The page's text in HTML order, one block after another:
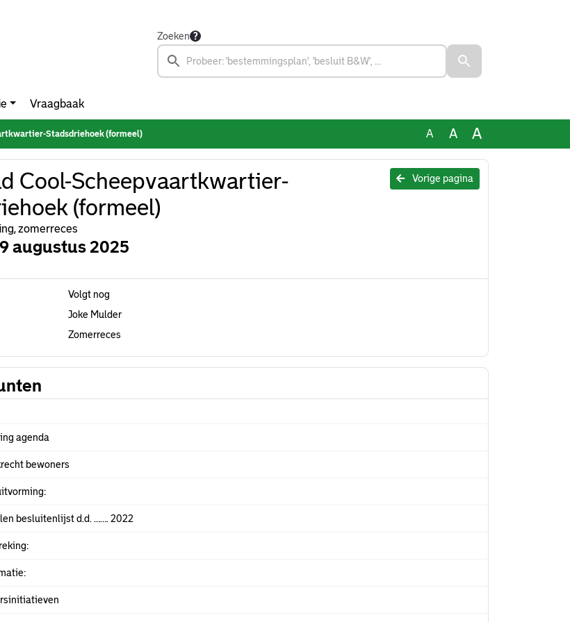
Zoeken
Vraagbaak
Stadsdriehoek (formeel) A A A
Vorige pagina
Cool-Scheepvaartkwartier-
(formeel)
zomerreces
augustus 2025
Volgt nog
Joke Mulder
Zomerreces
agenda
bewoners
besluitenlijst d.d. ……. 2022